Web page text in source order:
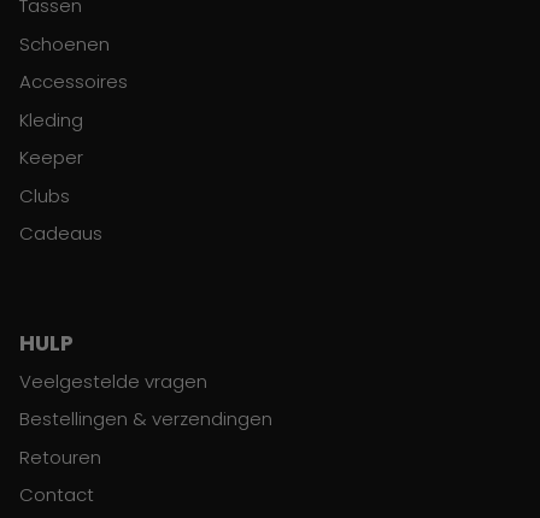
Tassen
Schoenen
Accessoires
Kleding
Keeper
Clubs
Cadeaus
HULP
Veelgestelde vragen
Bestellingen & verzendingen
Retouren
Contact